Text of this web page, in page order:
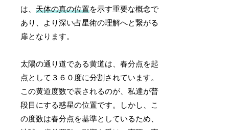
は、天体の真の位置を示す重要な概念で
あり、より深い占星術の理解へと繋がる
扉となります。
太陽の通り道である黄道は、春分点を起
点として３６０度に分割されています。
この黄道度数で表されるのが、私達が普
段目にする惑星の位置です。しかし、こ
の度数は春分点を基準としているため、